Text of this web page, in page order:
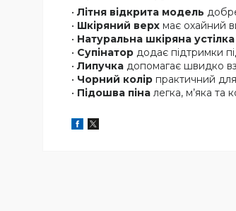
• Літня відкрита модель
• Шкіряний верх має охайний
• Натуральна шкіряна устілка
• Супінатор додає підтримки
• Липучка допомагає швидко
• Чорний колір практичний
• Підошва піна легка, м’яка та